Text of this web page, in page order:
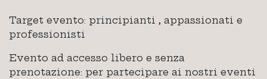
Target evento: principianti , appassionati e
professionisti
Evento ad accesso libero e senza
prenotazione: per partecipare ai nostri eventi